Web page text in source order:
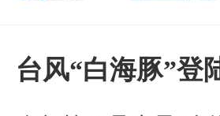
台风“白海豚”登